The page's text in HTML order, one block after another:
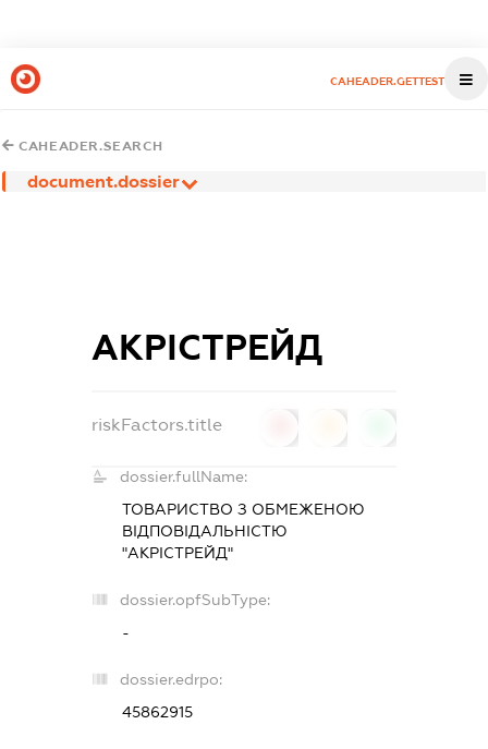
CAHEADER.GETTEST
CAHEADER.SEARCH
document.dossier
АКРІСТРЕЙД
riskFactors.title
dossier.fullName:
ТОВАРИСТВО З ОБМЕЖЕНОЮ
ВІДПОВІДАЛЬНІСТЮ
"АКРІСТРЕЙД"
dossier.opfSubType:
-
dossier.edrpo:
45862915